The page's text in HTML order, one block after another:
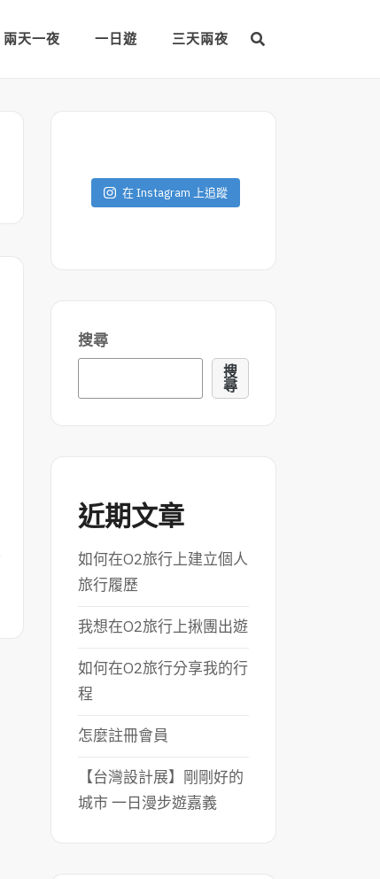
兩天一夜 一日遊 三天兩夜
在 Instagram 上追蹤
搜尋
搜
尋
近期文章
如何在O2旅行上建立個人
旅行履歷
我想在O2旅行上揪團出遊
如何在O2旅行分享我的行
程
怎麼註冊會員
【台灣設計展】剛剛好的
城市 一日漫步遊嘉義